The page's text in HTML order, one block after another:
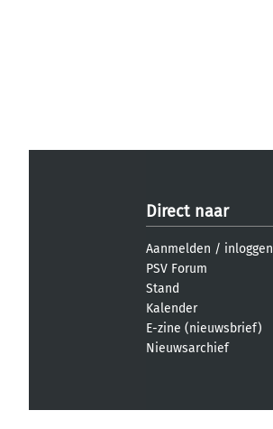
Direct naar
Aanmelden / inloggen
PSV Forum
Stand
Kalender
E-zine (nieuwsbrief)
Nieuwsarchief